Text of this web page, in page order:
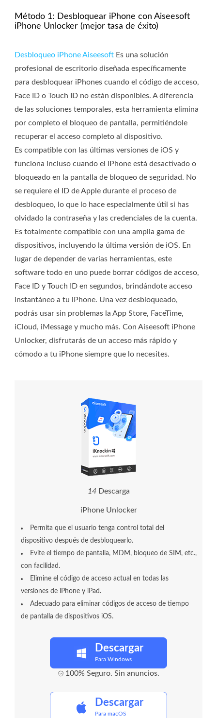
Método 1: Desbloquear iPhone con Aiseesoft
iPhone Unlocker (mejor tasa de éxito)
Desbloqueo iPhone Aiseesoft Es una solución
profesional de escritorio diseñada específicamente
para desbloquear iPhones cuando el código de acceso,
Face ID o Touch ID no están disponibles. A diferencia
de las soluciones temporales, esta herramienta elimina
por completo el bloqueo de pantalla, permitiéndole
recuperar el acceso completo al dispositivo.
Es compatible con las últimas versiones de iOS y
funciona incluso cuando el iPhone está desactivado o
bloqueado en la pantalla de bloqueo de seguridad. No
se requiere el ID de Apple durante el proceso de
desbloqueo, lo que lo hace especialmente útil si has
olvidado la contraseña y las credenciales de la cuenta.
Es totalmente compatible con una amplia gama de
dispositivos, incluyendo la última versión de iOS. En
lugar de depender de varias herramientas, este
software todo en uno puede borrar códigos de acceso,
Face ID y Touch ID en segundos, brindándote acceso
instantáneo a tu iPhone. Una vez desbloqueado,
podrás usar sin problemas la App Store, FaceTime,
iCloud, iMessage y mucho más. Con Aiseesoft iPhone
Unlocker, disfrutarás de un acceso más rápido y
cómodo a tu iPhone siempre que lo necesites.
14Descarga
iPhone Unlocker
Permita que el usuario tenga control total del
dispositivo después de desbloquearlo.
Evite el tiempo de pantalla, MDM, bloqueo de SIM, etc.,
con facilidad.
Elimine el código de acceso actual en todas las
versiones de iPhone y iPad.
Adecuado para eliminar códigos de acceso de tiempo
de pantalla de dispositivos iOS.
Descargar
Para Windows
100% Seguro. Sin anuncios.
Descargar
Para macOS